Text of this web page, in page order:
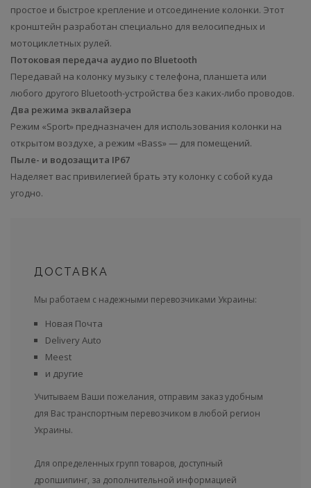
простое и быстрое крепление и отсоединение колонки. Этот
кронштейн разработан специально для велосипедных и
мотоциклетных рулей.
Потоковая передача аудио по Bluetooth
Передавай на колонку музыку с телефона, планшета или
любого другого Bluetooth-устройства без каких-либо проводов.
Два режима эквалайзера
Режим «Sport» предназначен для использования колонки на
открытом воздухе, а режим «Bass» — для помещений.
Пыле- и водозащита IP67
Наделяет вас привилегией брать эту колонку с собой куда
угодно.
ДОСТАВКА
Мы работаем с надежными перевозчиками Украины:
Новая Почта
Delivery Auto
Meest
и другие
Учитываем Ваши пожелания, отправим заказ удобным
для Вас транспортным перевозчиком в любой регион
Украины.
Для определенных групп товаров, доступный
дропшипинг, за дополнительной информацией